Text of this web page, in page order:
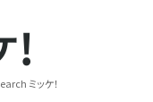
ミッケ！